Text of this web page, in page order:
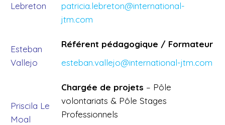
Lebreton
patricia.lebreton@international-
jtm.com
Esteban
Vallejo
Référent pédagogique / Formateur
esteban.vallejo@international-jtm.com
Priscila Le
Moal
Chargée de projets – Pôle
volontariats & Pôle Stages
Professionnels